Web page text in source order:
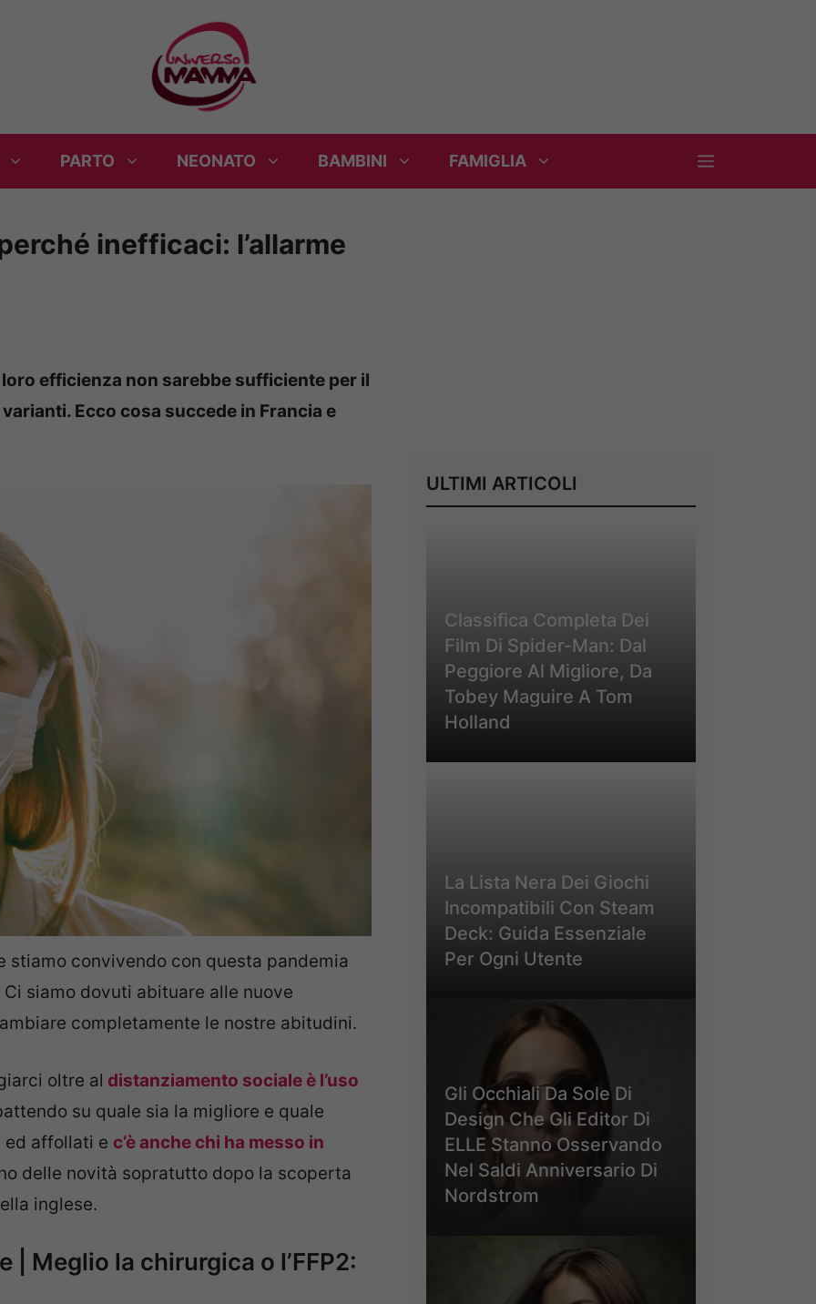
PARTO NEONATO BAMBINI FAMIGLIA
inefficaci: l’allarme
efficienza non sarebbe sufficiente per il
Ecco cosa succede in Francia e
stiamo convivendo con questa pandemia
siamo dovuti abituare alle nuove
completamente le nostre abitudini.
oltre al distanziamento sociale è l’uso
su quale sia la migliore e quale
ed affollati e c’è anche chi ha messo in
delle novità sopratutto dopo la scoperta
inglese.
Meglio la chirurgica o l’FFP2:
ULTIMI ARTICOLI
Classifica Completa Dei
Film Di Spider-Man: Dal
Peggiore Al Migliore, Da
Tobey Maguire A Tom
Holland
La Lista Nera Dei Giochi
Incompatibili Con Steam
Deck: Guida Essenziale
Per Ogni Utente
Gli Occhiali Da Sole Di
Design Che Gli Editor Di
ELLE Stanno Osservando
Nel Saldi Anniversario Di
Nordstrom